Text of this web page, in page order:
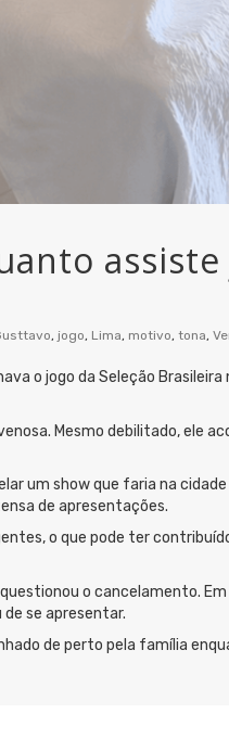
, jogo, Lima, motivo, tona,
o jogo da Seleção Brasileira
Mesmo debilitado, ele
um show que faria na cidade
de apresentações.
o que pode ter
o cancelamento.
se apresentar.
de perto pela família